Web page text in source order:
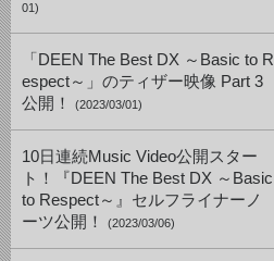
01)
「DEEN The Best DX ～Basic to R
espect～」のティザー映像 Part 3
公開！
(2023/03/01)
10日連続Music Video公開スター
ト！『DEEN The Best DX ～Basic
to Respect～』セルフライナーノ
ーツ公開！
(2023/03/06)